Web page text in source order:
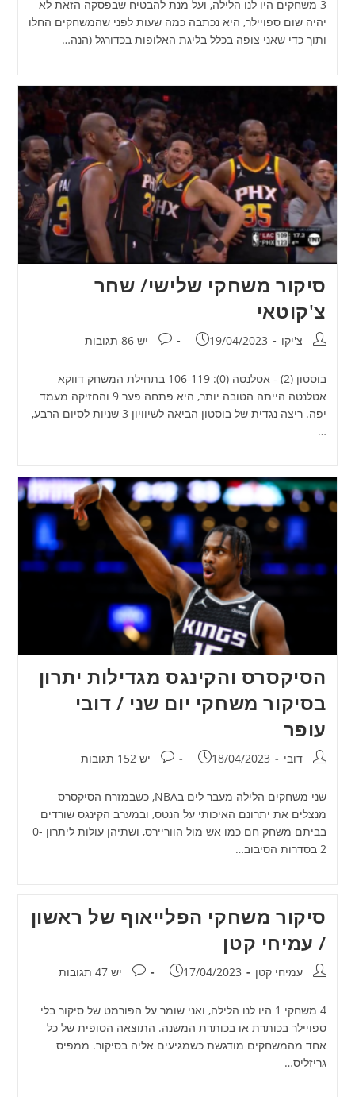
3 משחקים היו לנו הלילה, ועל מנת להבטיח שבפסקה הזאת לא
יהיה שום ספויילר, היא נכתבה כמה שעות לפני שהמשחקים החלו
ותוך כדי שאני צופה בכלל בליגת האלופות בכדורגל (הנה…
סיקור משחקי שלישי/ שחר
צ'קוטאי
מחבר:צ'יקו פורסם:
19/04/2023 תגובות:
יש 86 תגובות
בוסטון (2) - אטלנטה (0): 106-119 בתחילת המשחק דווקא
אטלנטה הייתה הטובה יותר, היא פתחה פער 9 והחזיקה מעמד
יפה. ריצה נגדית של בוסטון הביאה לשיוויון 3 שניות לסיום הרבע,
…
הסיקסרס והקינגס מגדילות יתרון
בסיקור משחקי יום שני / דובי
עופר
מחבר:דובי פורסם:
18/04/2023 תגובות:
יש 152 תגובות
שני משחקים הלילה מעבר לים בNBA, כשבמזרח הסיקסרס
מנצלים את יתרונם האיכותי על הנטס, ובמערב הקינגס שורדים
בביתם משחק חם כמו אש מול הווריירס, ושתיהן עולות ליתרון 0-
2 בסדרות הסיבוב…
סיקור משחקי הפלייאוף של ראשון
/ עמיחי קטן
מחבר:עמיחי קטן פורסם:
17/04/2023 תגובות:
יש 47 תגובות
4 משחקי 1 היו לנו הלילה, ואני שומר על הפורמט של סיקור בלי
ספויילר בכותרת או בכותרת המשנה. התוצאה הסופית של כל
אחד מהמשחקים מודגשת כשמגיעים אליה בסיקור. ממפיס
גריזליס…